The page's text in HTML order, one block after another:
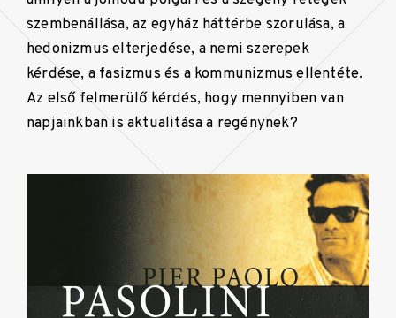
szembenállása, az egyház háttérbe szorulása, a
hedonizmus elterjedése, a nemi szerepek
kérdése, a fasizmus és a kommunizmus ellentéte.
Az első felmerülő kérdés, hogy mennyiben van
napjainkban is aktualitása a regénynek?